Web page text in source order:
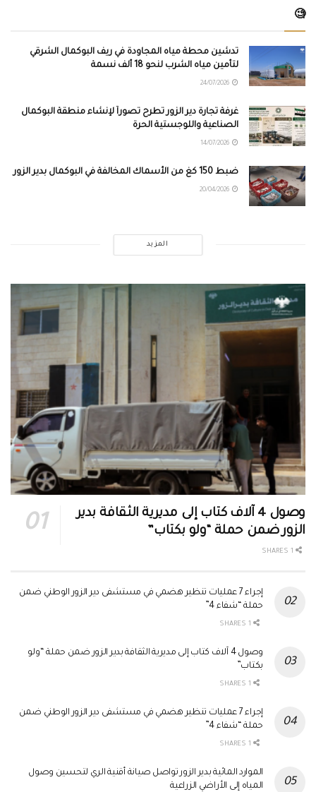
🧐
تدشين محطة مياه المجاودة في ريف البوكمال الشرقي
لتأمين مياه الشرب لنحو 18 ألف نسمة
غرفة تجارة دير الزور تطرح تصوراً لإنشاء منطقة البوكمال
الصناعية واللوجستية الحرة
ضبط 150 كغ من الأسماك المخالفة في البوكمال بدير الزور
المزيد
وصول 4 آلاف كتاب إلى مديرية الثقافة بدير
الزور ضمن حملة “ولو بكتاب”
إجراء 7 عمليات تنظير هضمي في مستشفى دير الزور الوطني ضمن
حملة “شفاء 4”
وصول 4 آلاف كتاب إلى مديرية الثقافة بدير الزور ضمن حملة “ولو
بكتاب”
إجراء 7 عمليات تنظير هضمي في مستشفى دير الزور الوطني ضمن
حملة “شفاء 4”
الموارد المائية بدير الزور تواصل صيانة أقنية الري لتحسين وصول
المياه إلى الأراضي الزراعية